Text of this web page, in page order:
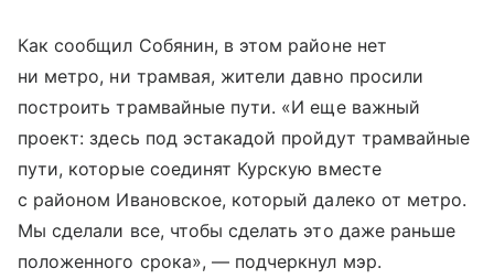
Как сообщил Собянин, в этом районе нет
ни метро, ни трамвая, жители давно просили
построить трамвайные пути. «И еще важный
проект: здесь под эстакадой пройдут трамвайные
пути, которые соединят Курскую вместе
с районом Ивановское, который далеко от метро.
Мы сделали все, чтобы сделать это даже раньше
положенного срока», — подчеркнул мэр.